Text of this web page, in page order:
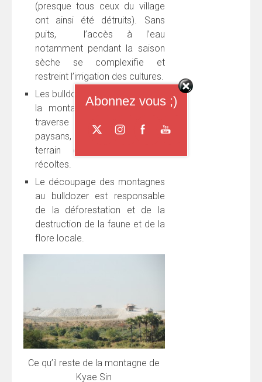
(presque tous ceux du village
ont ainsi été détruits). Sans
puits, l’accès à l’eau
notamment pendant la saison
sèche se complexifie et
restreint l’irrigation des cultures.
Les bulldozers qui travaillent sur
la montagne de Letpadaung,
traverse les terres des
paysans, endommageant leur
terrain et détruisant leurs
récoltes.
Le découpage des montagnes
au bulldozer est responsable
de la déforestation et de la
destruction de la faune et de la
flore locale.
Ce qu’il reste de la montagne de
Kyae Sin
Abonnez vous ;)